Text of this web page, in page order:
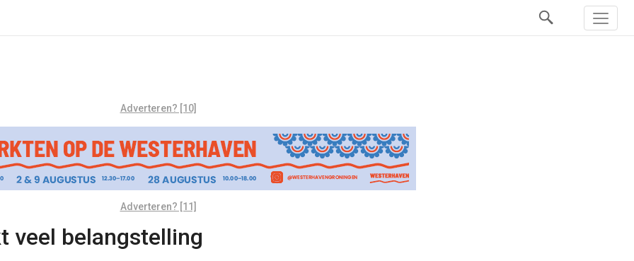
Adverteren? [10]
Adverteren? [11]
veel belangstelling